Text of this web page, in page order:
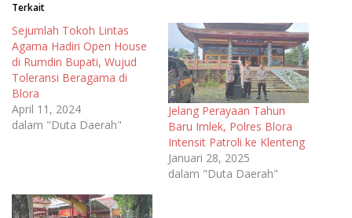
Terkait
Sejumlah Tokoh Lintas
Agama Hadiri Open House
di Rumdin Bupati, Wujud
Toleransi Beragama di
Blora
April 11, 2024
dalam "Duta Daerah"
Jelang Perayaan Tahun
Baru Imlek, Polres Blora
Intensit Patroli ke Klenteng
Januari 28, 2025
dalam "Duta Daerah"